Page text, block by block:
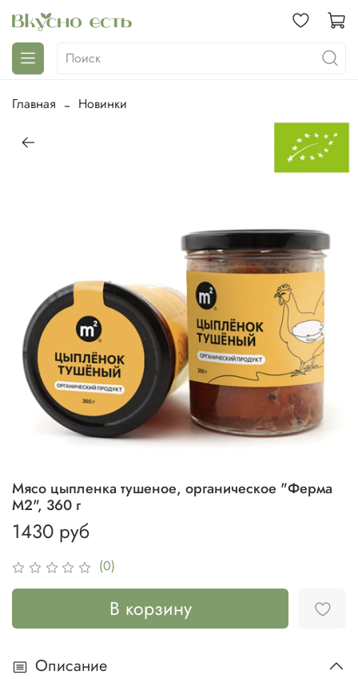
Главная Новинки
(0)
Мясо цыпленка тушеное, органическое "Ферма
М2", 360 г
1430 руб
В корзину
Описание